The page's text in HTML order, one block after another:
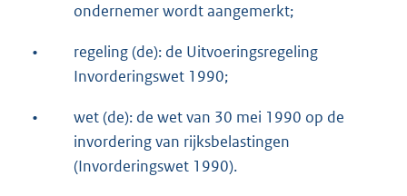
ondernemer wordt aangemerkt;
•
regeling (de): de Uitvoeringsregeling
Invorderingswet 1990;
•
wet (de): de wet van 30 mei 1990 op de
invordering van rijksbelastingen
(Invorderingswet 1990).